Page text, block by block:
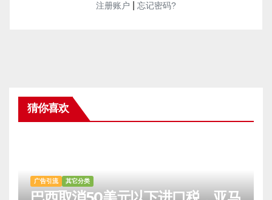
注册账户 忘记密码?
猜你喜欢
广告引流 其它分类